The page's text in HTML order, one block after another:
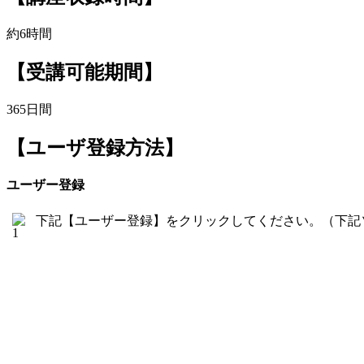
約6時間
【受講可能期間】
365日間
【ユーザ登録方法】
ユーザー登録
下記【ユーザー登録】をクリックしてください。（下